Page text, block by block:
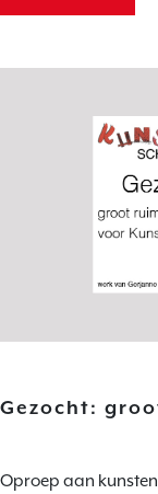
Gezocht:
Oproep aan